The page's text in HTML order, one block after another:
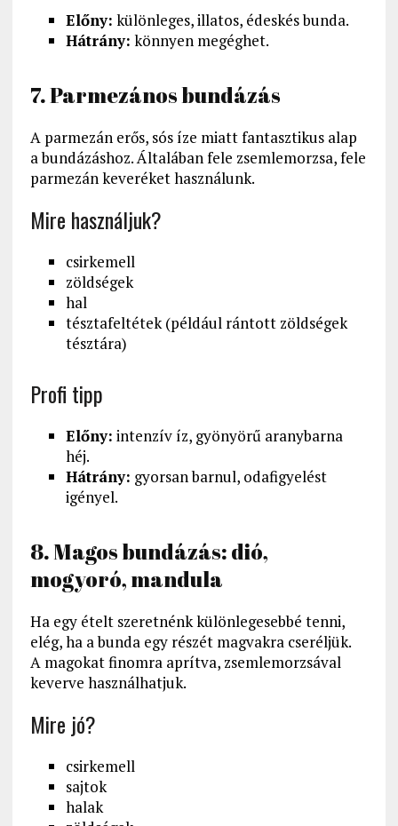
Előny: különleges, illatos, édeskés bunda.
Hátrány: könnyen megéghet.
7. Parmezános bundázás
A parmezán erős, sós íze miatt fantasztikus alap
a bundázáshoz. Általában fele zsemlemorzsa, fele
parmezán keveréket használunk.
Mire használjuk?
csirkemell
zöldségek
hal
tésztafeltétek (például rántott zöldségek
tésztára)
Profi tipp
Előny: intenzív íz, gyönyörű aranybarna
héj.
Hátrány: gyorsan barnul, odafigyelést
igényel.
8. Magos bundázás: dió,
mogyoró, mandula
Ha egy ételt szeretnénk különlegesebbé tenni,
elég, ha a bunda egy részét magvakra cseréljük.
A magokat finomra aprítva, zsemlemorzsával
keverve használhatjuk.
Mire jó?
csirkemell
sajtok
halak